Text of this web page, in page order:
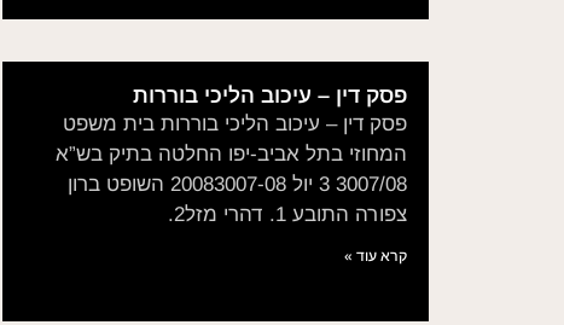
פסק דין – עיכוב הליכי בוררות
פסק דין – עיכוב הליכי בוררות בית משפט
המחוזי בתל אביב-יפו החלטה בתיק בש”א
3007/08 3 יול 20083007-08 השופט ברון
צפורה התובע 1. דהרי מזל2.
קרא עוד »